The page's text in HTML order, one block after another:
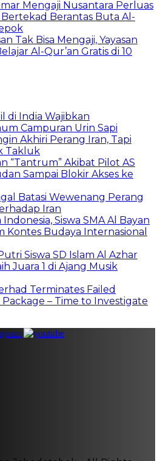
Mengaji Nusantara Perluas
Bertekad Berantas Buta Al-
Tak Bisa Mengaji, Yayasan
Al-Qur’an Gratis di 10
di India Wajibkan
Campuran Urin Sapi
Akhiri Perang Iran, Tapi
Takluk
“Tantrum” Akibat Pilot AS
Sampai Blokir Akses ke
Batasi Wewenang Perang
Iran
Siswa SMA Al Bayan
Kontes Budaya Internasional
Siswa SD Islam Al Azhar
Juara 1 di Ajang Musik
Terminates Failed
– Time to Investigate